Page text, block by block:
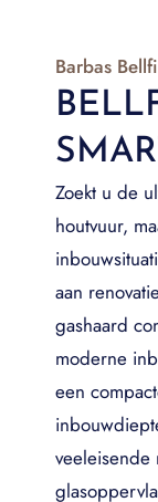
Barbas
Zoekt u de
houtvuur,
aan
gashaard
moderne
een